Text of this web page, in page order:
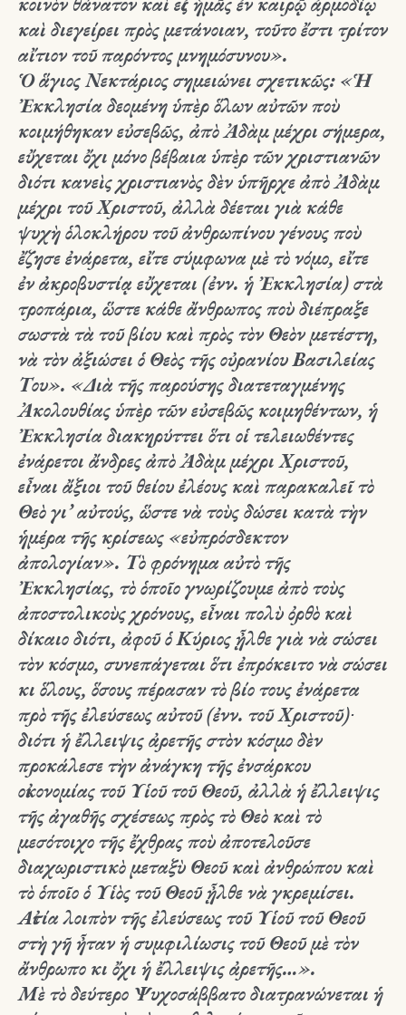
καὶ διεγείρει πρὸς μετάνοιαν, τοῦτο ἔστι τρίτον
αἴτιον τοῦ παρόντος μνημόσυνου».
Ὁἅγιος Νεκτάριοςσημειώνει σχετικῶς: «Ἡ
Ἐκκλησία δεομένη ὑπὲρ ὅλων αὐτῶν ποὺ
κοιμήθηκαν εὐσεβῶς, ἀπὸ Ἀδὰμ μέχρι σήμερα,
εὔχεται ὄχι μόνο βέβαια ὑπὲρ τῶν χριστιανῶν
διότι κανεὶς χριστιανὸς δὲν ὑπῆρχε ἀπὸ Ἀδὰμ
μέχρι τοῦ Χριστοῦ, ἀλλὰ δέεται γιὰ κάθε
ψυχὴ ὁλοκλήρου τοῦ ἀνθρωπίνου γένους ποὺ
ἔζησε ἐνάρετα, εἴτε σύμφωνα μὲ τὸ νόμο, εἴτε
ἐν ἀκροβυστίᾳ εὔχεται (ἐνν. ἡ Ἐκκλησία) στὰ
τροπάρια, ὥστε κάθε ἄνθρωπος ποὺ διέπραξε
σωστὰ τὰ τοῦ βίου καὶ πρὸς τὸν Θεὸν μετέστη,
νὰ τὸν ἀξιώσει ὁ Θεὸς τῆς οὐρανίου Βασιλείας
Του». «Διὰ τῆς παρούσης διατεταγμένης
Ἀκολουθίας ὑπὲρ τῶν εὐσεβῶς κοιμηθέντων, ἡ
Ἐκκλησία διακηρύττει ὅτι οἱ τελειωθέντες
ἐνάρετοι ἄνδρες ἀπὸ Ἀδὰμ μέχρι Χριστοῦ,
εἶναι ἄξιοι τοῦ θείου ἐλέους καὶ παρακαλεῖ τὸ
Θεὸ γι’ αὐτούς, ὥστε νὰ τοὺς δώσει κατὰ τὴν
ἡμέρα τῆς κρίσεως «εὐπρόσδεκτον
ἀπολογίαν». Τὸ φρόνημα αὐτὸ τῆς
Ἐκκλησίας, τὸ ὁποῖο γνωρίζουμε ἀπὸ τοὺς
ἀποστολικοὺς χρόνους, εἶναι πολὺ ὀρθὸ καὶ
δίκαιο διότι, ἀφοῦ ὁ Κύριος ᾖλθε γιὰ νὰ σώσει
τὸν κόσμο, συνεπάγεται ὅτι ἐπρόκειτο νὰ σώσει
κι ὅλους, ὅσους πέρασαν τὸ βίο τους ἐνάρετα
πρὸ τῆς ἐλεύσεως αὐτοῦ (ἐνν. τοῦ Χριστοῦ)∙
διότι ἡ ἔλλειψις ἀρετῆς στὸν κόσμο δὲν
προκάλεσε τὴν ἀνάγκη τῆς ἐνσάρκου
οἰκονομίας τοῦ Υἱοῦ τοῦ Θεοῦ, ἀλλὰ ἡ ἔλλειψις
τῆς ἀγαθῆς σχέσεως πρὸς τὸ Θεὸ καὶ τὸ
μεσότοιχο τῆς ἔχθρας ποὺ ἀποτελοῦσε
διαχωριστικὸ μεταξὺ Θεοῦ καὶ ἀνθρώπου καὶ
τὸ ὁποῖο ὁ Υἱὸς τοῦ Θεοῦ ᾖλθε νὰ γκρεμίσει.
Αἰτία λοιπὸν τῆς ἐλεύσεως τοῦ Υἱοῦ τοῦ Θεοῦ
στὴ γῆ ἦταν ἡ συμφιλίωσις τοῦ Θεοῦ μὲ τὸν
ἄνθρωπο κι ὄχι ἡ ἔλλειψις ἀρετῆς…».
Μὲ τὸ δεύτερο Ψυχοσάββατο διατρανώνεται ἡ